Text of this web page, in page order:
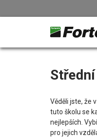
Věděli jste, že
tuto školu se
nejlepších.
pro jejich